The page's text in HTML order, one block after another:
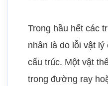
Trong hầu hết các
nhân là do lỗi vật
cấu trúc. Một vật
trong đường ray